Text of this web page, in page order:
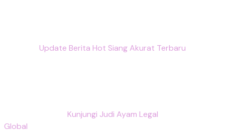
Update Berita Hot Siang Akurat Terbaru
Kunjungi Judi Ayam Legal
Global